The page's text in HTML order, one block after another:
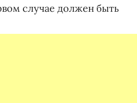
случае должен быть